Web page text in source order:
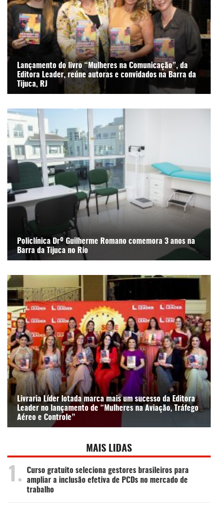
Lançamento do livro “Mulheres na Comunicação”, da
Editora Leader, reúne autoras e convidados na Barra da
Tijuca, RJ
Policlínica Drº Guilherme Romano comemora 3 anos na
Barra da Tijuca no Rio
Livraria Líder lotada marca mais um sucesso da Editora
Leader no lançamento de “Mulheres na Aviação, Tráfego
Aéreo e Controle”
MAIS LIDAS
1.
Curso gratuito seleciona gestores brasileiros para
ampliar a inclusão efetiva de PCDs no mercado de
trabalho